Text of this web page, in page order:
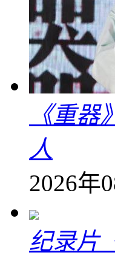
《重
人
2026年
纪录片